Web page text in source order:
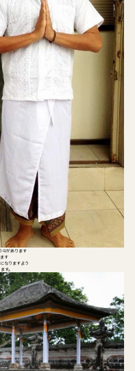
今があります
す
なりますよう
す。